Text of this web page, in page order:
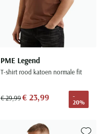
PME Legend
T-shirt rood katoen normale fit
€ 29,99€ 23,99
-
20%